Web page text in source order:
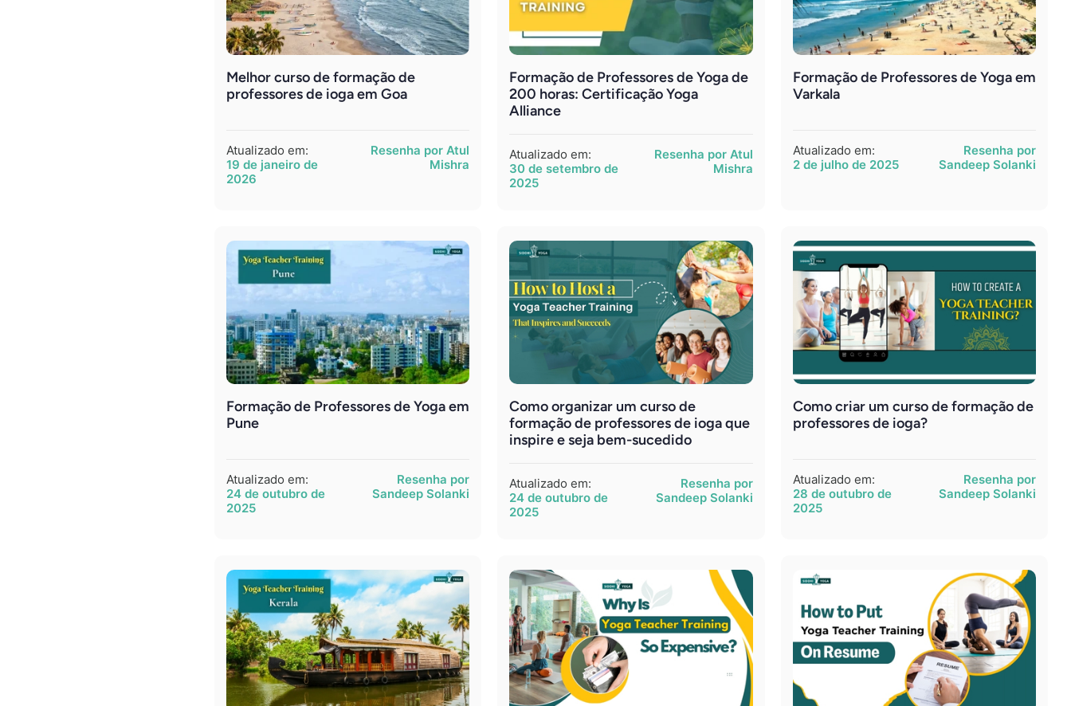
Melhor curso de formação de
professores de ioga em Goa
Atualizado em:
19 de janeiro de
2026
Resenha por Atul
Mishra
Formação de Professores de Yoga de
200 horas: Certificação Yoga
Alliance
Atualizado em:
30 de setembro de
2025
Resenha por Atul
Mishra
Formação de Professores de Yoga em
Varkala
Atualizado em:
2 de julho de 2025
Resenha por
Sandeep Solanki
Formação de Professores de Yoga em
Pune
Atualizado em:
24 de outubro de
2025
Resenha por
Sandeep Solanki
Como organizar um curso de
formação de professores de ioga que
inspire e seja bem-sucedido
Atualizado em:
24 de outubro de
2025
Resenha por
Sandeep Solanki
Como criar um curso de formação de
professores de ioga?
Atualizado em:
28 de outubro de
2025
Resenha por
Sandeep Solanki